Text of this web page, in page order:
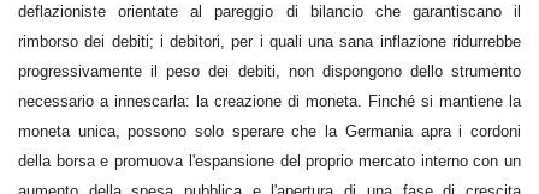
deflazioniste orientate al pareggio di bilancio che garantiscano il
rimborso dei debiti; i debitori, per i quali una sana inflazione ridurrebbe
progressivamente il peso dei debiti, non dispongono dello strumento
necessario a innescarla: la creazione di moneta. Finché si mantiene la
moneta unica, possono solo sperare che la Germania apra i cordoni
della borsa e promuova l'espansione del proprio mercato interno con un